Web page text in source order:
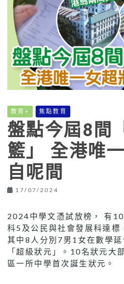
教育+ 焦點教育
盤點今屆8間
籃」 全港唯
自呢間
17/07/2024
2024中學文憑試放榜， 有
科5及公民與社會發展科達標
其中8人分別7男1女在數學
「超級狀元」。10名狀元大
區一所中學首次誕生狀元。